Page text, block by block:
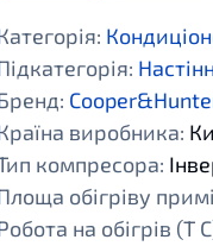
виробника:
компресора:
обігріву
на обігрів (Т